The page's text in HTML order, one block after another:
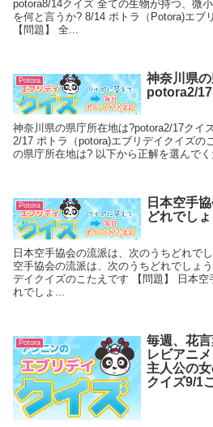
potora8/14クイズ 全ての生物が持つ、微
を何と言うか? 8/14 ポトラ（Potora)エブ
【問題】 全...
Potora
神奈川県
potora2/
神奈川県の県庁所在地は?potora2/17クイ
2/17 ポトラ（potora)エブリデイクイズの
の県庁所在地は? 以下から正解を選んで
Potora
日本空手
どれでし
日本空手協会の流派は、次のうちどれで
空手協会の流派は、次のうちどれでしょ
デイクイズのこたえです 【問題】 日本
れでしょ...
Potora
毎週、花
レビアニ
主人公の
クイズ9/1